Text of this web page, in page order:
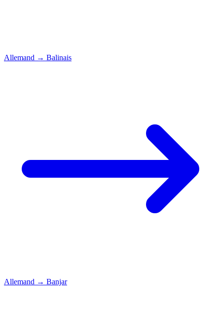
Allemand → Balinais
Allemand → Banjar